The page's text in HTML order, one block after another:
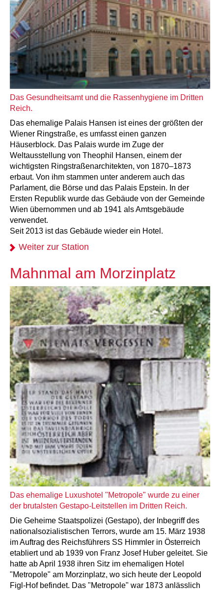
Das Gesundheitsamt und die Rassenhygiene im Dritten
Reich.
Das ehemalige Palais Hansen ist eines der größten der
Wiener Ringstraße, es umfasst einen ganzen
Häuserblock. Das Palais wurde im Zuge der
Weltausstellung von Theophil Hansen, einem der
wichtigsten Ringstraßenarchitekten, von 1870–1873
erbaut. Von ihm stammen unter anderem auch das
Parlament, die Börse und das Palais Epstein. In der
Ersten Republik wurde das Gebäude von der Gemeinde
Wien übernommen und ab 1941 als Amtsgebäude
verwendet.
Seit 2013 ist das Gebäude wieder ein Hotel.
Weiter zur Station
Mahnmal am Morzinplatz
Das ehemalige Luxushotel "Metropole" wurde zu einer
der brutalsten Gestapo-Leitstellen im Dritten Reich.
Die Geheime Staatspolizei (Gestapo), der Inbegriff des
nationalsozialistischen Terrors, wurde am 15. März 1938
im Auftrag des Reichsführers SS Himmler in Österreich
etabliert und ab 1939 von Franz Josef Huber geleitet. Sie
hatte ab April 1938 ihren Sitz im ehemaligen Hotel
"Metropole" am Morzinplatz, wo sich heute der Leopold
Figl-Hof befindet. Das "Metropole" war 1873 anlässlich